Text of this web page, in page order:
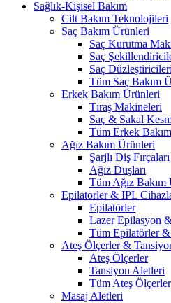
Sağlık-Kişisel Bakım
Cilt Bakım Teknolojileri
Saç Bakım Ürünleri
Saç Kurutma
Saç
Saç Düzleştiricileri
Tüm Saç Bakım
Erkek Bakım Ürünleri
Tıraş Makineleri
Saç & Sakal
Tüm Erkek
Ağız Bakım Ürünleri
Şarjlı Diş Fırçaları
Ağız Duşları
Tüm Ağız Bakım
Epilatörler & IPL
Epilatörler
Lazer Epilasyon
Tüm Epilatörler &
Ateş Ölçerler &
Ateş Ölçerler
Tansiyon Aletleri
Tüm Ateş
Masaj Aletleri